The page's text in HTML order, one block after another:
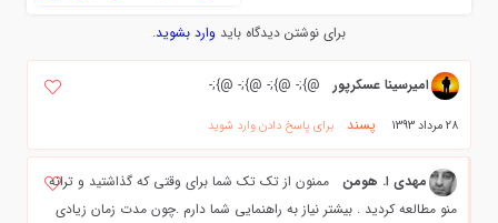
برای نوشتن دیدگاه باید وارد بشوید.
امیرسینا عسکرپور @};- @};- @};- @};-
28 مرداد 1393 پسند برای پاسخ دادن وارد شوید
مهدي ا. هومن
ممنون از تک تک شما برای وقتی که گذاشتید و ترانه
منو مطالعه کردید . بیشتر نیاز به راهنمایی شما دارم .چون مدت زمان زیادی